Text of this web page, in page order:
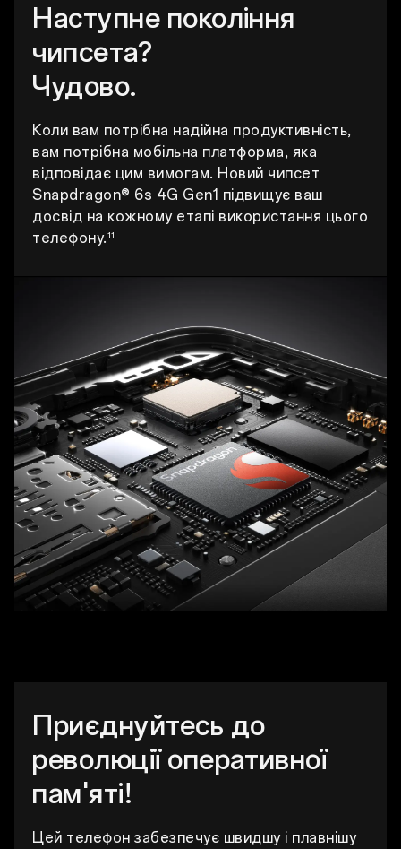
Наступне покоління
чипсета?
Чудово.
Коли вам потрібна надійна продуктивність,
вам потрібна мобільна платформа, яка
відповідає цим вимогам. Новий чипсет
Snapdragon® 6s 4G Gen1 підвищує ваш
досвід на кожному етапі використання цього
телефону.11
Приєднуйтесь до
революції оперативної
пам'яті!
Цей телефон забезпечує швидшу і плавнішу